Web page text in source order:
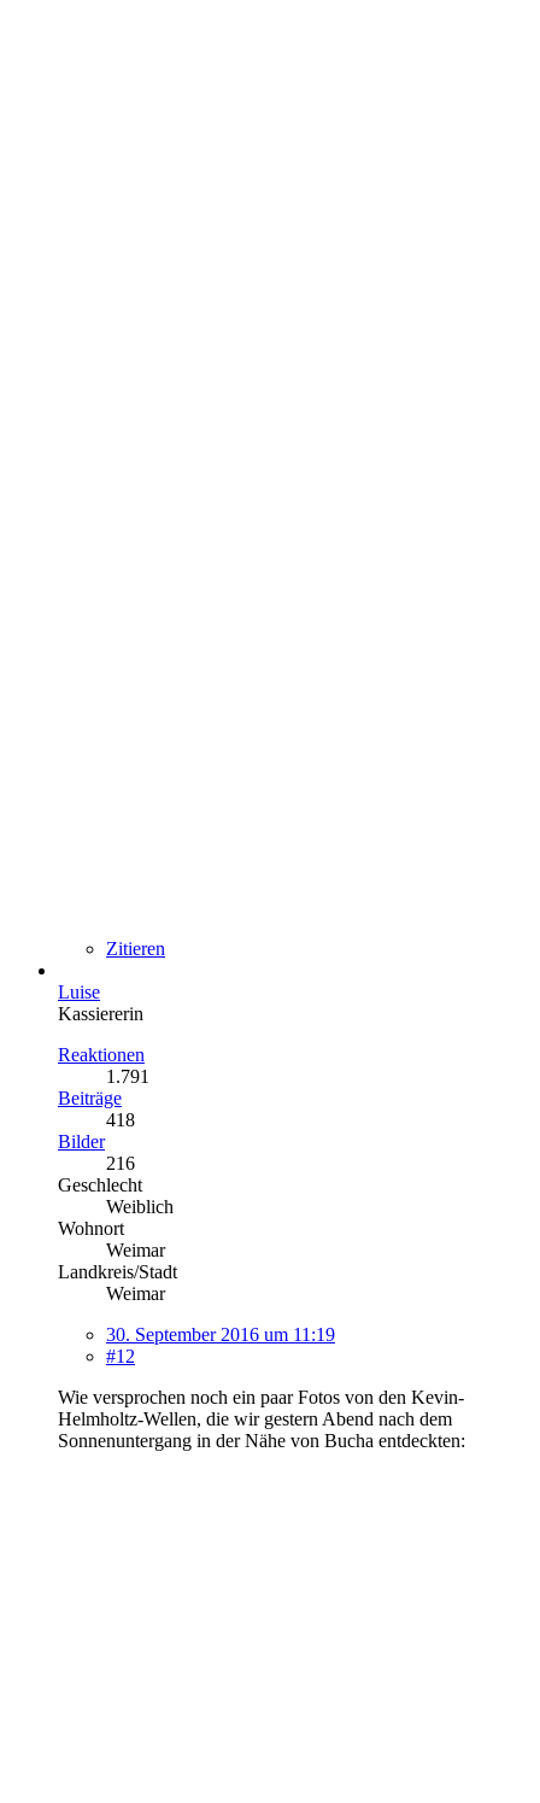
Zitieren
Luise
Kassiererin
Reaktionen
1.791
Beiträge
418
Bilder
216
Geschlecht
Weiblich
Wohnort
Weimar
Landkreis/Stadt
Weimar
30. September 2016 um 11:19
#12
Wie versprochen noch ein paar Fotos von den Kevin-
Helmholtz-Wellen, die wir gestern Abend nach dem
Sonnenuntergang in der Nähe von Bucha entdeckten: